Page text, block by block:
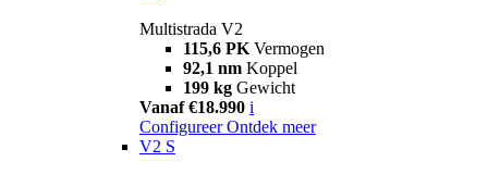
Multistrada V2
115,6 PK Vermogen
92,1 nm Koppel
199 kg Gewicht
Vanaf €18.990 i
Configureer Ontdek meer
V2 S